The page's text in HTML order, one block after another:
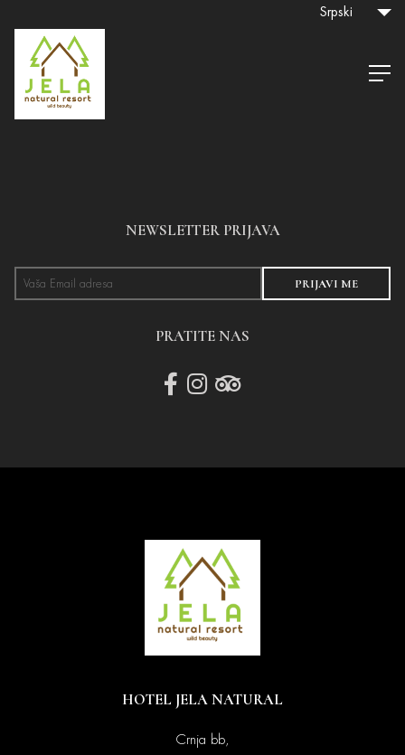
Srpski
NEWSLETTER PRIJAVA
PRIJAVI ME
PRATITE NAS
HOTEL JELA NATURAL
Crnja bb,